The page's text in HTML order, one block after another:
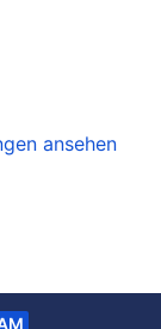
ansehen